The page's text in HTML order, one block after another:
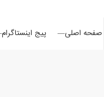
در
صفحه اصلی پیج اینستاگرام